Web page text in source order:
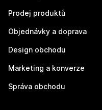
Prodej produktů
Objednávky a doprava
Design obchodu
Marketing a konverze
Správa obchodu